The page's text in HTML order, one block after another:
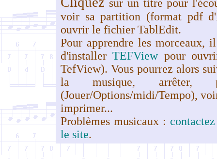
sur un titre pour
voir sa partition (format pdf
ouvrir le fichier TablEdit.
Pour apprendre les morceaux,
d'installerTEFViewpour
TefView). Vous pourrez alors
la musique, arrêter,
(Jouer/Options/midi/Tempo),
imprimer...
Problèmes musicaux :
le site.